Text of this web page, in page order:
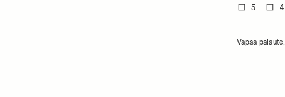
5 4
Vapaa